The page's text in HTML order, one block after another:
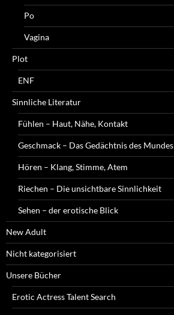
Po
Vagina
Plot
ENF
Sinnliche Literatur
Fühlen – Haut, Nähe, Kontakt
Geschmack – Das Gedächtnis des Mundes
Hören – Klang, Stimme, Atem
Riechen – Die unsichtbare Sinnlichkeit
Sehen – der erotische Blick
New Adult
Nicht kategorisiert
Unsere Bücher
Erotic Actress Talent Search